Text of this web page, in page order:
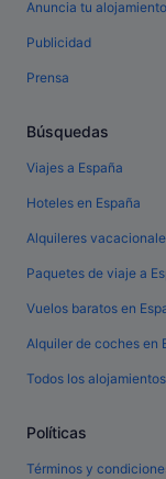
Anuncia tu alojamiento
Publicidad
Prensa
Búsquedas
Viajes a España
Hoteles en España
Alquileres
Paquetes de viaje a
Vuelos baratos en
Alquiler de coches en
Todos los alojamientos
Políticas
Términos y